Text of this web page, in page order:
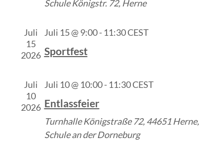
SchuleKönigstr. 72, Herne
Juli
15
2026
Juli 15 @ 9:00- 11:30CEST
Sportfest
Juli
10
2026
Juli 10 @ 10:00- 11:30CEST
Entlassfeier
TurnhalleKönigstraße 72, 44651 Herne,
Schule an der Dorneburg